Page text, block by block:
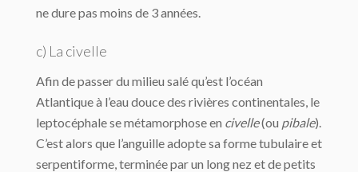
ne dure pas moins de 3 années.
c) La civelle
Afin de passer du milieu salé qu’est l’océan
Atlantique à l’eau douce des rivières continentales, le
leptocéphale se métamorphose en civelle(ou pibale).
C’est alors que l’anguille adopte sa forme tubulaire et
serpentiforme, terminée par un long nez et de petits